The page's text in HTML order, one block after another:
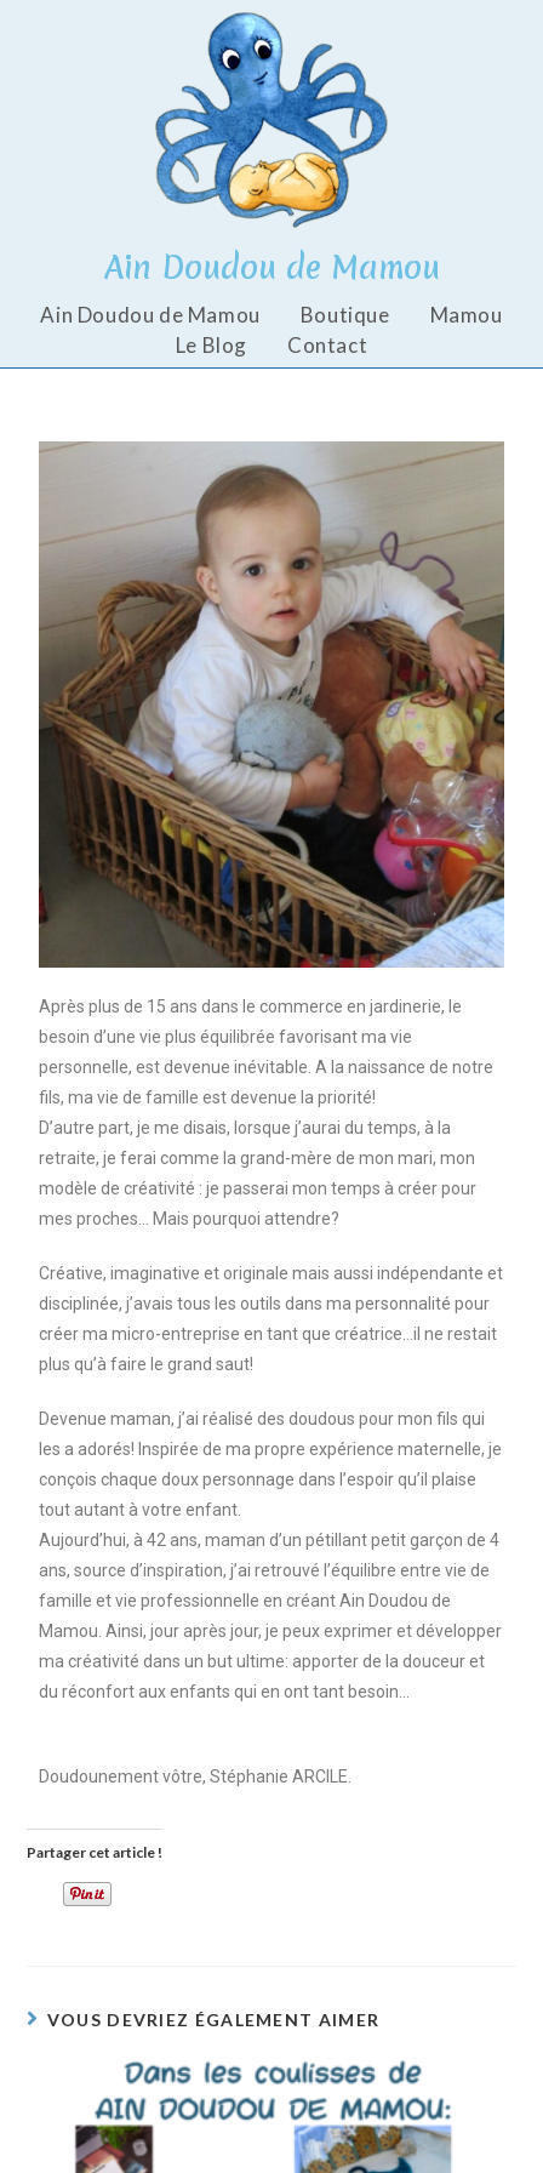
Ain Doudou de Mamou
Ain Doudou de Mamou Boutique
Mamou
Le Blog
Contact
Après plus de 15 ans dans le commerce en jardinerie, le
besoin d’une vie plus équilibrée favorisant ma vie
personnelle, est devenue inévitable. A la naissance de notre
fils, ma vie de famille est devenue la priorité!
D’autre part, je me disais, lorsque j’aurai du temps, à la
retraite, je ferai comme la grand-mère de mon mari, mon
modèle de créativité : je passerai mon temps à créer pour
mes proches… Mais pourquoi attendre?
Créative, imaginative et originale mais aussi indépendante et
disciplinée, j’avais tous les outils dans ma personnalité pour
créer ma micro-entreprise en tant que créatrice…il ne restait
plus qu’à faire le grand saut!
Devenue maman, j’ai réalisé des doudous pour mon fils qui
les a adorés! Inspirée de ma propre expérience maternelle, je
conçois chaque doux personnage dans l’espoir qu’il plaise
tout autant à votre enfant.
Aujourd’hui, à 42 ans, maman d’un pétillant petit garçon de 4
ans, source d’inspiration, j’ai retrouvé l’équilibre entre vie de
famille et vie professionnelle en créant Ain Doudou de
Mamou. Ainsi, jour après jour, je peux exprimer et développer
ma créativité dans un but ultime: apporter de la douceur et
du réconfort aux enfants qui en ont tant besoin…
Doudounement vôtre, Stéphanie ARCILE.
Partager cet article !
VOUS DEVRIEZ ÉGALEMENT AIMER